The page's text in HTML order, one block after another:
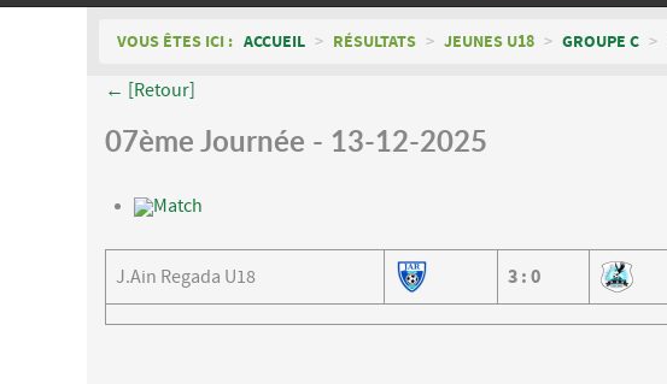
VOUS ÊTES ICI : ACCUEIL > RÉSULTATS > JEUNES U18 > GROUPE C >
← [Retour]
07ème Journée - 13-12-2025
Match
J.Ain Regada U18 3 : 0